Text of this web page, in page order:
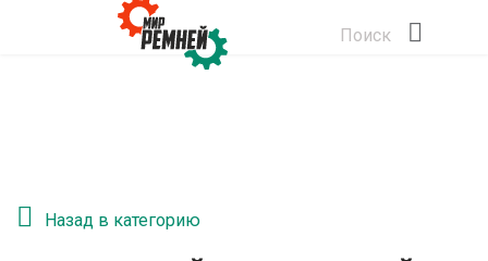
Поиск
Назад в категорию